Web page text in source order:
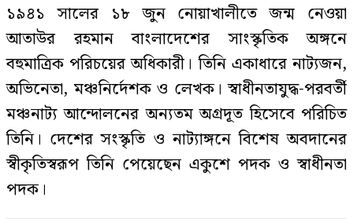
১৯৪১ সালের ১৮ জুন নোয়াখালীতে জন্ম নেওয়া
আতাউর রহমান বাংলাদেশের সাংস্কৃতিক অঙ্গনে
বহুমাত্রিক পরিচয়ের অধিকারী। তিনি একাধারে নাট্যজন,
অভিনেতা, মঞ্চনির্দেশক ও লেখক। স্বাধীনতাযুদ্ধ-পরবর্তী
মঞ্চনাট্য আন্দোলনের অন্যতম অগ্রদূত হিসেবে পরিচিত
তিনি। দেশের সংস্কৃতি ও নাট্যাঙ্গনে বিশেষ অবদানের
স্বীকৃতিস্বরূপ তিনি পেয়েছেন একুশে পদক ও স্বাধীনতা
পদক।